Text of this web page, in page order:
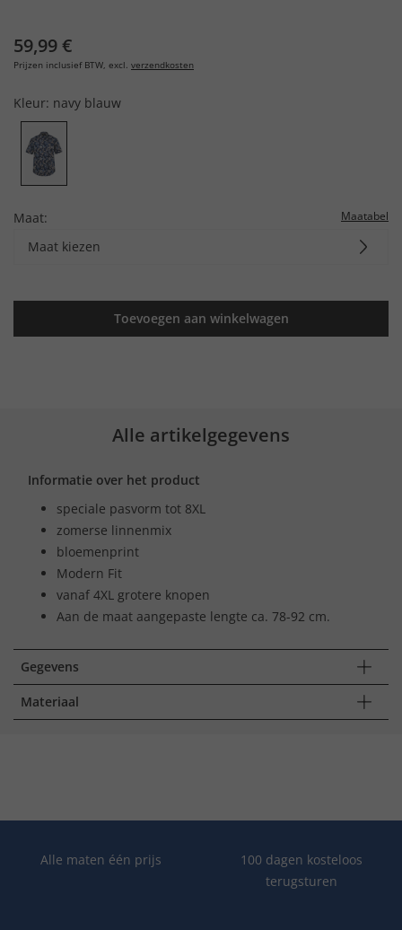
59,99 €
Prijzen inclusief BTW, excl. verzendkosten
Kleur: navy blauw
Maat: Maatabel
Maat kiezen
Toevoegen aan winkelwagen
Alle artikelgegevens
Informatie over het product
speciale pasvorm tot 8XL
zomerse linnenmix
bloemenprint
Modern Fit
vanaf 4XL grotere knopen
Aan de maat aangepaste lengte ca. 78-92 cm.
Gegevens
Materiaal
Alle maten één prijs
100 dagen kosteloos
terugsturen